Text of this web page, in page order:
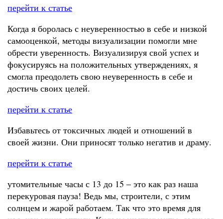
перейти к статье
Когда я боролась с неуверенностью в себе и низкой
самооценкой, методы визуализации помогли мне
обрести уверенность. Визуализируя свой успех и
фокусируясь на положительных утверждениях, я
смогла преодолеть свою неуверенность в себе и
достичь своих целей.
перейти к статье
Избавьтесь от токсичных людей и отношений в
своей жизни. Они приносят только негатив и драму.
перейти к статье
утомительные часы с 13 до 15 – это как раз наша
перекуровая пауза! Ведь мы, строители, с этим
солнцем и жарой работаем. Так что это время для